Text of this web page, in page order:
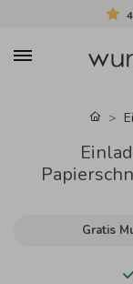
Gratis